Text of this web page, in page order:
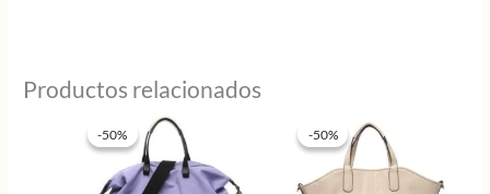
Productos relacionados
-50%
-50% -50%
-50%